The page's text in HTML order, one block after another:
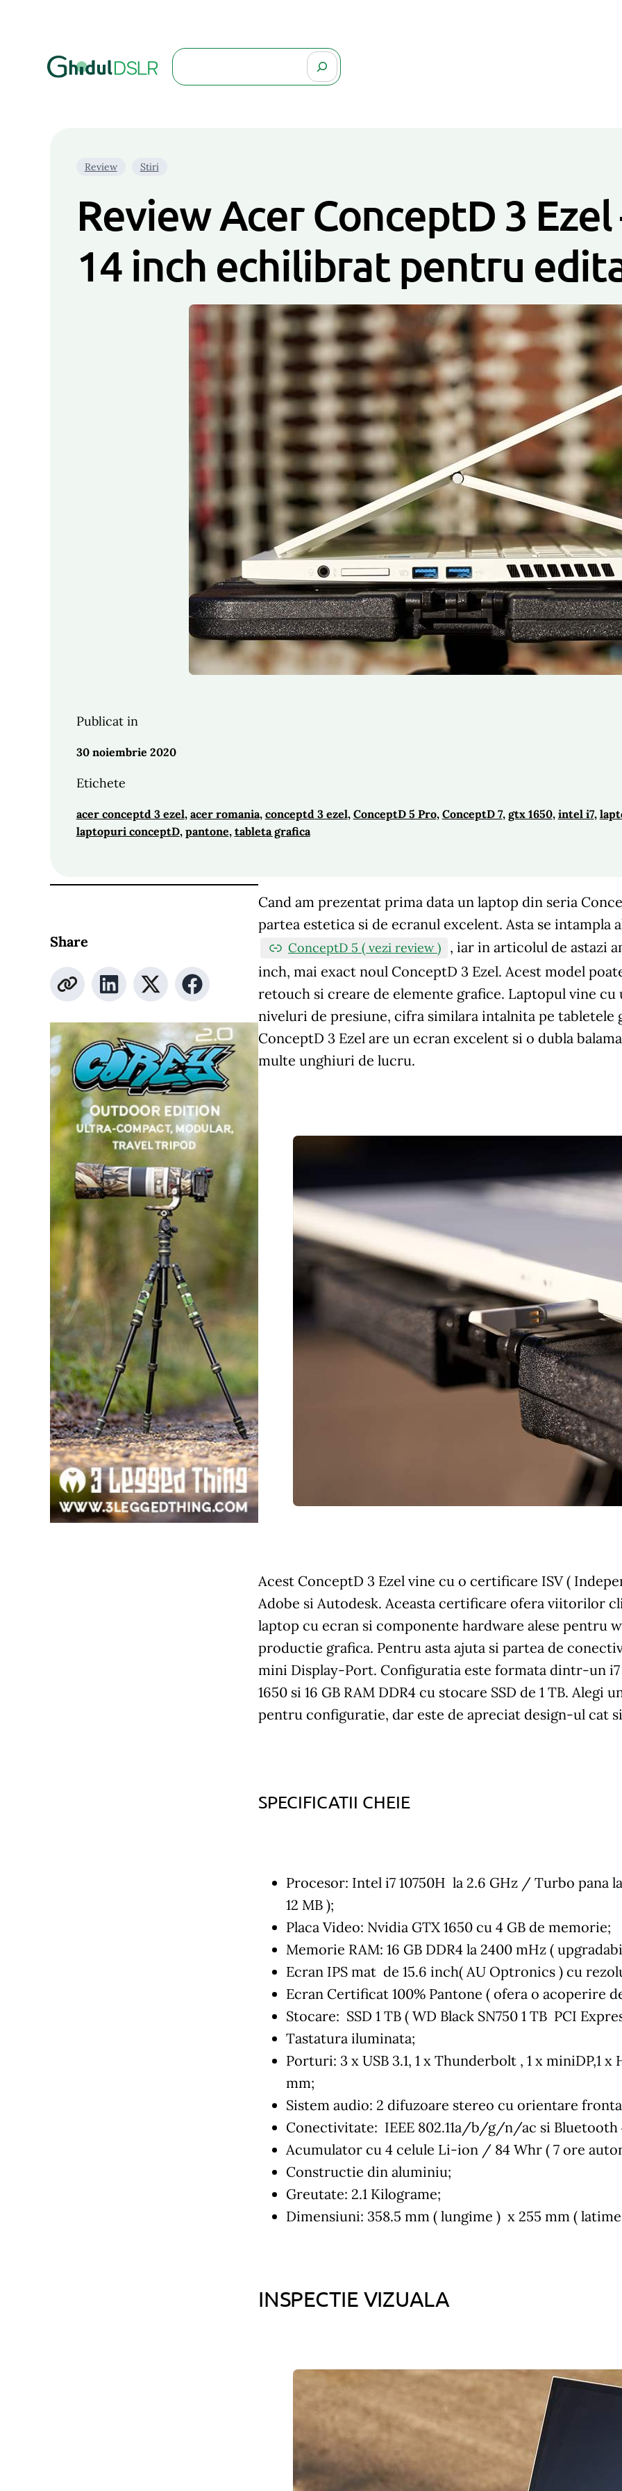
Search
Review Stiri
Review Acer ConceptD 3
14 inch echilibrat pentru
Publicat in
30 noiembrie 2020
Etichete
acer conceptd 3 ezel, acer romania, conceptd 3 ezel, ConceptD 5 Pro, ConceptD 7, gtx 1650, intel i7,
laptopuri conceptD, pantone, tableta grafica
Share
Cand am prezentat prima data un laptop din seria
partea estetica si de ecranul excelent. Asta se intampla
ConceptD 5 ( vezi review )
, iar in articolul de astazi
inch, mai exact noul ConceptD 3 Ezel. Acest model
retouch si creare de elemente grafice. Laptopul vine
niveluri de presiune, cifra similara intalnita pe
ConceptD 3 Ezel are un ecran excelent si o dubla
multe unghiuri de lucru.
Acest ConceptD 3 Ezel vine cu o certificare ISV (
Adobe si Autodesk. Aceasta certificare ofera viitorilor
laptop cu ecran si componente hardware alese pentru
productie grafica. Pentru asta ajuta si partea de
mini Display-Port. Configuratia este formata dintr-un i7
1650 si 16 GB RAM DDR4 cu stocare SSD de 1 TB.
pentru configuratie, dar este de apreciat design-ul cat
SPECIFICATII CHEIE
Procesor: Intel i7 10750H la 2.6 GHz / Turbo pana
12 MB );
Placa Video: Nvidia GTX 1650 cu 4 GB de memorie;
Memorie RAM: 16 GB DDR4 la 2400 mHz (
Ecran IPS mat de 15.6 inch( AU Optronics ) cu
Ecran Certificat 100% Pantone ( ofera o acoperire
Stocare: SSD 1 TB ( WD Black SN750 1 TB PCI
Tastatura iluminata;
Porturi: 3 x USB 3.1, 1 x Thunderbolt , 1 x miniDP,1 x
mm;
Sistem audio: 2 difuzoare stereo cu orientare
Conectivitate: IEEE 802.11a/b/g/n/ac si Bluetooth
Acumulator cu 4 celule Li-ion / 84 Whr ( 7 ore
Constructie din aluminiu;
Greutate: 2.1 Kilograme;
Dimensiuni: 358.5 mm ( lungime ) x 255 mm ( latime
INSPECTIE VIZUALA